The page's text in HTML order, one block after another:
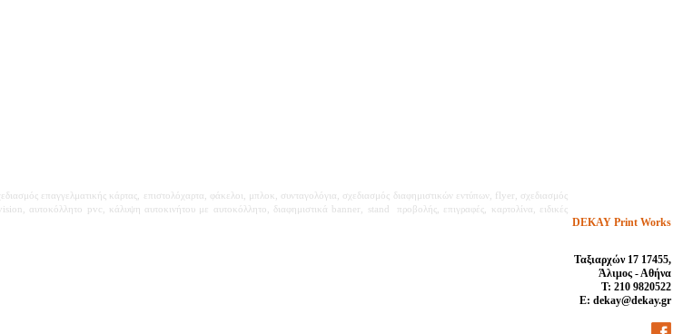
DEKAY Print Works
Ταξιαρχών 17 17455,
Άλιμος - Αθήνα
Τ: 210 9820522
E: dekay@dekay.gr
επαγγελματικής κάρτας, επιστολόχαρτα, φάκελοι, μπλοκ, συνταγολόγια, σχεδιασμός διαφημιστικών εντύπων, flyer, σχεδιασμός
αυτοκόλλητο pvc, κάλυψη αυτοκινήτου με αυτοκόλλητο, διαφημιστικά banner, stand προβολής, επιγραφές, καρτολίνα, ειδικές